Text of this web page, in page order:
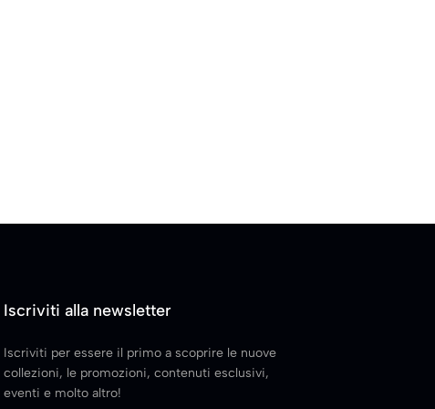
Iscriviti alla newsletter
Iscriviti per essere il primo a scoprire le nuove
collezioni, le promozioni, contenuti esclusivi,
eventi e molto altro!